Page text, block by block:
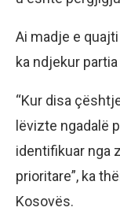
Ai madje e
ka ndjekur
“Kur disa
lëvizte ngadalë
identifikuar nga
prioritare”, ka
Kosovës.